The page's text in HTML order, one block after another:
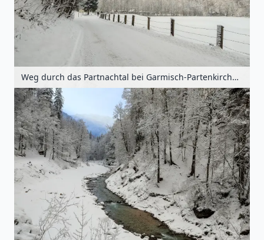
Weg durch das Partnachtal bei Garmisch-Partenkirchen, Oberbayern, Bayern, Deutschland